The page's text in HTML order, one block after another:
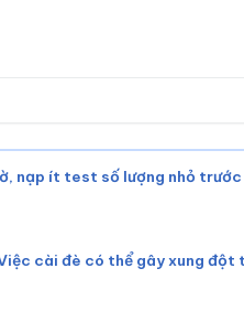
nạp ít test số lượng nhỏ trước
cài đè có thể gây xung đột